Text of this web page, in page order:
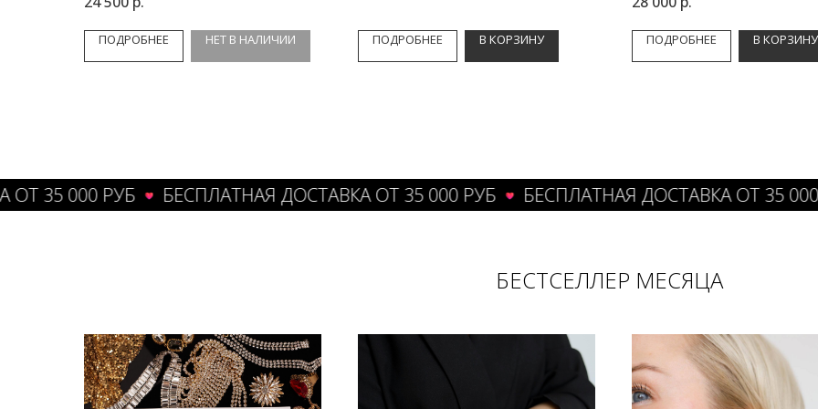
ПОДРОБНЕЕ НЕТ В НАЛИЧИИ ПОДРОБНЕЕ В КОРЗИНУ ПОДРОБНЕЕ В КОРЗИНУ
000 РУБ БЕСПЛАТНАЯ ДОСТАВКА ОТ 35 000 РУБ БЕСПЛАТНАЯ ДОСТАВКА ОТ 35 000 РУБ
БЕСТСЕЛЛЕР МЕСЯЦА